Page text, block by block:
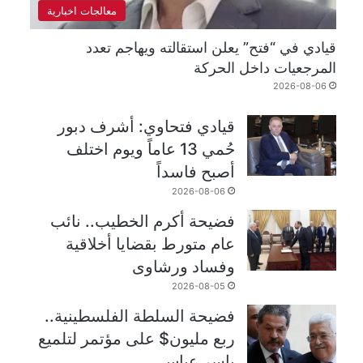
معالجات اخبارية
قيادي في “فتح” يعلن استقالته ويهاجم تعدد
المرجعيات داخل الحركة
2026-08-06
قيادي فتحاوي: أشرف دبور
حُمي 13 عاماً ويوم اختلف
أصبح فاسداً
2026-08-06
فضيحة أكرم الخطيب.. نائب
عام متورط بقضايا أخلاقية
وفساد ورشاوى
2026-08-05
فضيحة السلطة الفلسطينية..
ربع مليون$ على مؤتمر لتلميع